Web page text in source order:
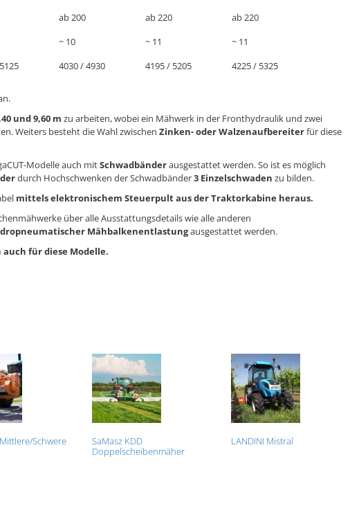
ab 200 ab 220
ab 220
~ 10 ~ 11
~ 11
4030 / 4930 4195 / 5205 4225 / 5325
und 9,60 m zu arbeiten, wobei ein Mähwerk in der Fronthydraulik und zwei
Weiters besteht die Wahl zwischen Zinken- oder Walzenaufbereiterfür diese
Modelle auch mitSchwadbänderausgestattet werden. So ist es möglich
durch Hochschwenken der Schwadbänder3 Einzelschwaden zu bilden.
mittels elektronischem Steuerpult aus der Traktorkabine heraus.
über alle Ausstattungsdetails wie alle anderen
Mähbalkenentlastungausgestattet werden.
auch für diese Modelle.
Schwere
SaMasz KDD
Doppelscheibenmäher
LANDINI Mistral